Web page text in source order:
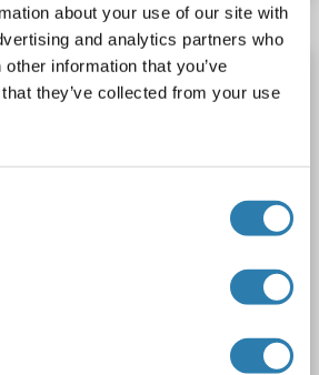
about your use of our site with
and analytics partners who
information that you’ve
they’ve collected from your use
Antikörper (AA 313-362)
Reaktivität: Human, Maus, Ratte, Rind (Kuh), Meerschweinchen, Pferd, Kaninchen, Zebrafisch (Danio rerio), Huhn, Affe, Schwein, Xenopus laevis